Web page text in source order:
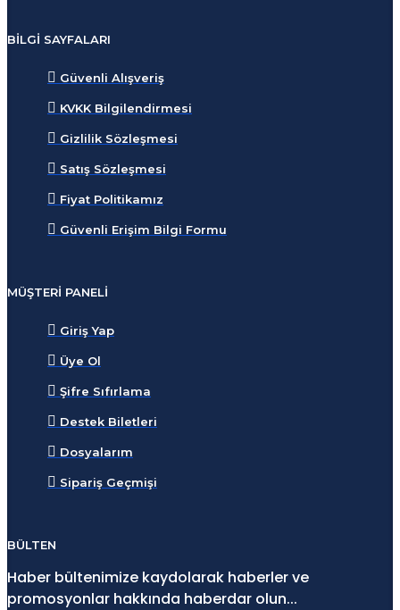
BILGI SAYFALARI
Güvenli Alışveriş
KVKK Bilgilendirmesi
Gizlilik Sözleşmesi
Satış Sözleşmesi
Fiyat Politikamız
Güvenli Erişim Bilgi Formu
MÜŞTERI PANELI
Giriş Yap
Üye Ol
Şifre Sıfırlama
Destek Biletleri
Dosyalarım
Sipariş Geçmişi
BÜLTEN
Haber bültenimize kaydolarak haberler ve
promosyonlar hakkında haberdar olun...